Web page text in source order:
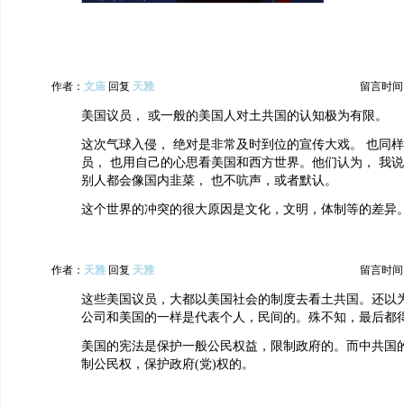
作者： 文庙 回复 天雅 留言时间
美国议员， 或一般的美国人对土共国的认知极为有限。
这次气球入侵， 绝对是非常及时到位的宣传大戏。 也同
员， 也用自己的心思看美国和西方世界。他们认为， 我
别人都会像国内韭菜， 也不吭声，或者默认。
这个世界的冲突的很大原因是文化，文明，体制等的差异
作者： 天雅 回复 天雅 留言时间
这些美国议员，大都以美国社会的制度去看土共国。还以
公司和美国的一样是代表个人，民间的。殊不知，最后都
美国的宪法是保护一般公民权益，限制政府的。而中共国
制公民权，保护政府(党)权的。